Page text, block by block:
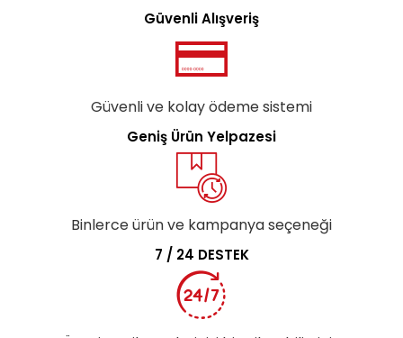
Güvenli Alışveriş
Güvenli ve kolay ödeme sistemi
Geniş Ürün Yelpazesi
Binlerce ürün ve kampanya seçeneği
7 / 24 DESTEK